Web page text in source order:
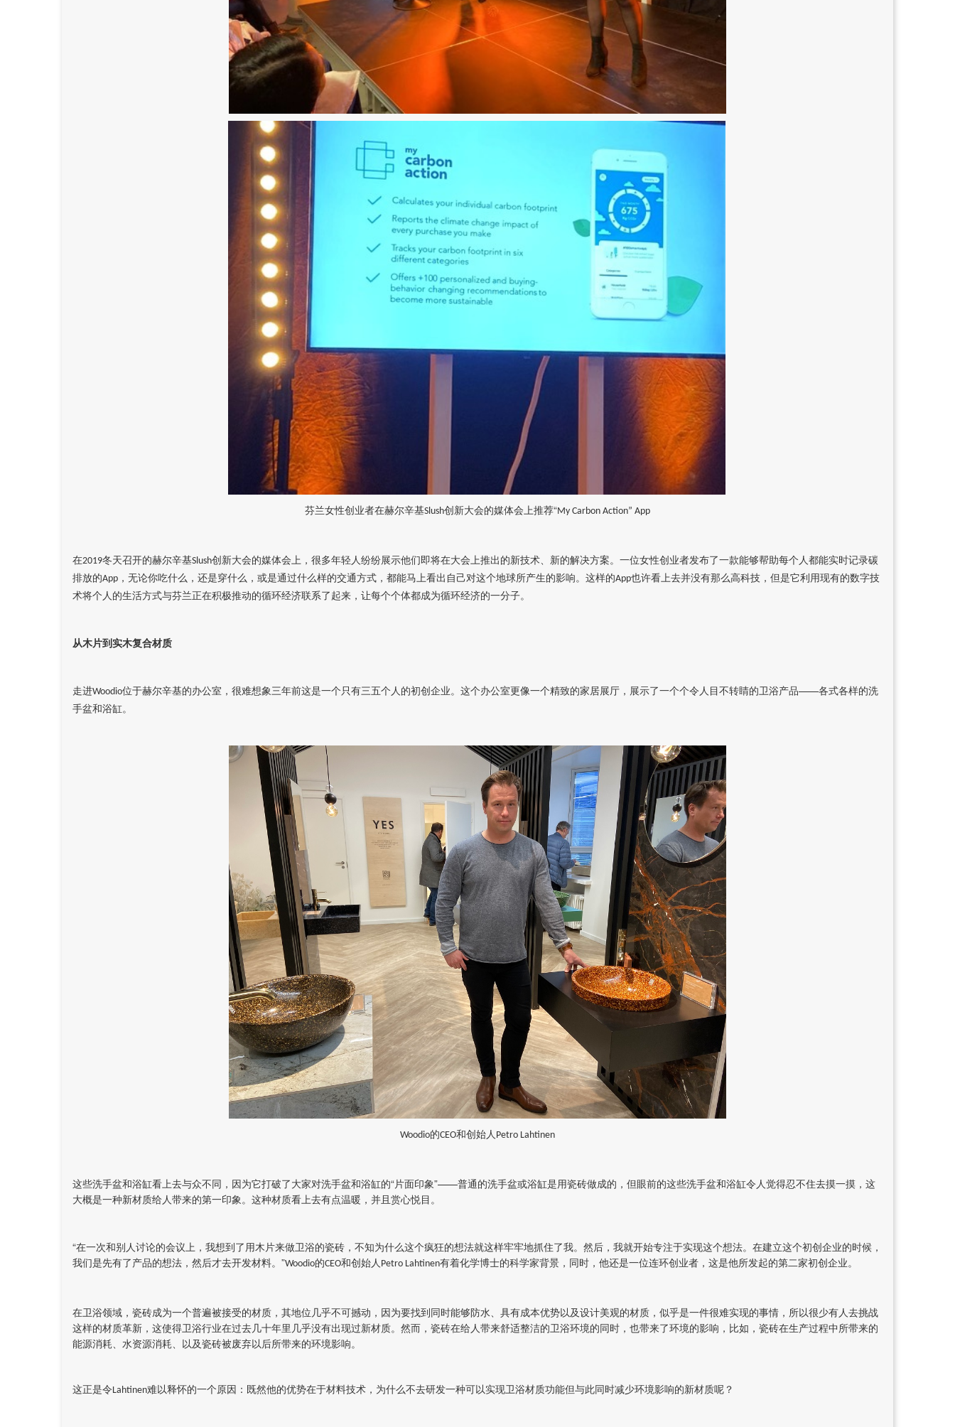
芬兰女性创业者在赫尔辛基Slush创新大会的媒体会上推荐“My Carbon Action” App
在2019冬天召开的赫尔辛基Slush创新大会的媒体会上，很多年轻人纷纷展示他们即将在大会上推出的新技术、新的解决方案。一位女性创业者发布了一款能够帮助每个人都能实时记录碳
排放的App ，无论你吃什么，还是穿什么，或是通过什么样的交通方式，都能马上看出自己对这个地球所产生的影响。这样的App也许看上去并没有那么高科技，但是它利用现有的数字技
术将个人的生活方式与芬兰正在积极推动的循环经济联系了起来，让每个个体都成为循环经济的一分子。
从木片到实木复合材质
走进Woodio位于赫尔辛基的办公室，很难想象三年前这是一个只有三五个人的初创企业。这个办公室更像一个精致的家居展厅，展示了一个个令人目不转睛的卫浴产品——各式各样的洗
手盆和浴缸。
Woodio的CEO和创始人 Petro Lahtinen
这些洗手盆和浴缸看上去与众不同，因为它打破了大家对洗手盆和浴缸的“片面印象”——普通的洗手盆或浴缸是用瓷砖做成的，但眼前的这些洗手盆和浴缸令人觉得忍不住去摸一摸，这
大概是一种新材质给人带来的第一印象。这种材质看上去有点温暖，并且赏心悦目。
“在一次和别人讨论的会议上，我想到了用木片来做卫浴的瓷砖，不知为什么这个疯狂的想法就这样牢牢地抓住了我。然后，我就开始专注于实现这个想法。在建立这个初创企业的时候，
我们是先有了产品的想法，然后才去开发材料。”Woodio的CEO和创始人 Petro Lahtinen有着化学博士的科学家背景，同时，他还是一位连环创业者，这是他所发起的第二家初创企业。
在卫浴领域，瓷砖成为一个普遍被接受的材质，其地位几乎不可撼动，因为要找到同时能够防水、具有成本优势以及设计美观的材质，似乎是一件很难实现的事情，所以很少有人去挑战
这样的材质革新，这使得卫浴行业在过去几十年里几乎没有出现过新材质。然而，瓷砖在给人带来舒适整洁的卫浴环境的同时，也带来了环境的影响，比如，瓷砖在生产过程中所带来的
能源消耗、水资源消耗、以及瓷砖被废弃以后所带来的环境影响。
这正是令Lahtinen难以释怀的一个原因：既然他的优势在于材料技术，为什么不去研发一种可以实现卫浴材质功能但与此同时减少环境影响的新材质呢？